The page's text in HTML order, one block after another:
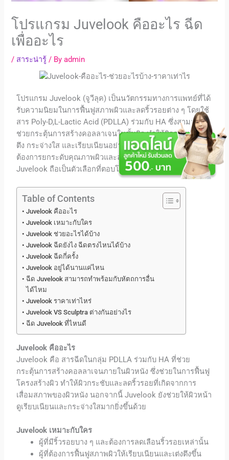
โปรแกรม Juvelook คืออะไร ฉีด
เพื่ออะไร
/ สาระน่ารู้ / Byadmin
โปรแกรม Juvelook (จูวีลุค) เป็นนวัตกรรมทางการแพทย์ที่ได้
รับความนิยมในการฟื้นฟูสภาพผิวและลดริ้วรอยต่าง ๆ โดยใช้
สาร Poly-D,L-Lactic Acid (PDLLA) ร่วมกับ HA ซึ่งสามารถ
ช่วยกระตุ้นการสร้างคอลลาเจนในชั้นผิว ทำให้ผิวกลับมาดูเต่ง
ตึง กระจ่างใส และเรียบเนียนอย่างเป็นธรรมชาติ สำหรับผู้ที่
ต้องการยกระดับคุณภาพผิวและลดสัญญาณของความแก่
Juvelook ถือเป็นตัวเลือกที่ตอบโจทย์
Table of Contents
Juvelook คืออะไร
Juvelook เหมาะกับใคร
Juvelook ช่วยอะไรได้บ้าง
Juvelook ฉีดยังไง ฉีดตรงไหนได้บ้าง
Juvelook ฉีดกี่ครั้ง
Juvelook อยู่ได้นานแค่ไหน
ฉีด Juvelook สามารถทำพร้อมกับหัตถการอื่น
ได้ไหม
Juvelook ราคาเท่าไหร่
Juvelook VS Sculptra ต่างกันอย่างไร
ฉีด Juvelook ที่ไหนดี
Juvelook คืออะไร
Juvelook คือ สารฉีดในกลุ่ม PDLLA ร่วมกับ HA ที่ช่วย
กระตุ้นการสร้างคอลลาเจนภายในผิวหนัง ซึ่งช่วยในการฟื้นฟู
โครงสร้างผิว ทำให้ผิวกระชับและลดริ้วรอยที่เกิดจากการ
เสื่อมสภาพของผิวหนัง นอกจากนี้Juvelook ยังช่วยให้ผิวหน้า
ดูเรียบเนียนและกระจ่างใสมากยิ่งขึ้นด้วย
Juvelook เหมาะกับใคร
ผู้ที่มีริ้วรอยบาง ๆ และต้องการลดเลือนริ้วรอยเหล่านั้น
ผู้ที่ต้องการฟื้นฟูสภาพผิวให้เรียบเนียนและเต่งตึงขึ้น